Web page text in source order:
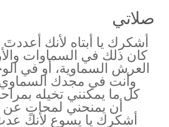
صلاتي
أشكرك يا أبتاه لأنك
كان ذلك في السماوات
العرش السماوية، أو في
وأنت في مجدك
كل ما يمكنني تخيله
أن يمنحني لمحاتٍ عن
أشكرك يا يسوع لأنك